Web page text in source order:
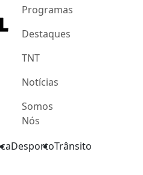
Programas
Destaques
TNT
Notícias
Somos
Nós
DesportoTrânsito